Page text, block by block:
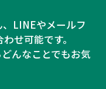
LINEやメールフ
せ可能です。
んなことでもお気